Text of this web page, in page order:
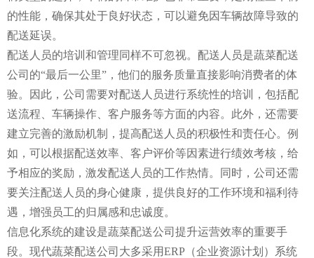
的性能，确保其处于良好状态，可以避免因车辆故障导致的
配送延误。
配送人员的培训和管理同样不可忽视。配送人员是蔬菜配送
公司的“最后一公里”，他们的服务质量直接影响消费者的体
验。因此，公司需要对配送人员进行系统性的培训，包括配
送流程、车辆操作、客户服务等方面的内容。此外，还需要
建立完善的激励机制，提高配送人员的积极性和责任心。例
如，可以根据配送效率、客户评价等因素进行绩效考核，给
予相应的奖励，激发配送人员的工作热情。同时，公司还需
要关注配送人员的身心健康，提供良好的工作环境和福利待
遇，增强员工的归属感和忠诚度。
信息化系统的建设是蔬菜配送公司提升运营效率的重要手
段。现代蔬菜配送公司大多采用ERP（企业资源计划）系统